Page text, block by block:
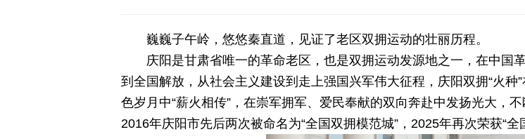
巍巍子午岭，悠悠秦直道，见证了老区双拥运动的壮丽历程。
庆阳是甘肃省唯一的革命老区，也是双拥运动发源地之一，在中国
到全国解放，从社会主义建设到走上强国兴军伟大征程，庆阳双拥“火
色岁月中“薪火相传”，在崇军拥军、爱民奉献的双向奔赴中发扬光大，
2016年庆阳市先后两次被命名为“全国双拥模范城”，2025年再次荣获“全